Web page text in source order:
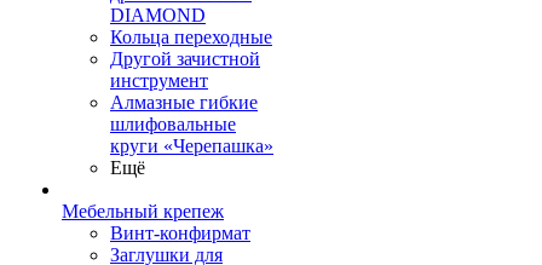
DIAMOND
Кольца переходные
Другой зачистной
инструмент
Алмазные гибкие
шлифовальные
круги «Черепашка»
Ещё
Мебельный крепеж
Винт-конфирмат
Заглушки для